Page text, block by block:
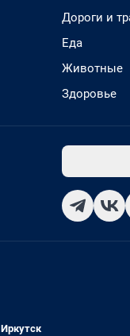
Дороги и
Еда
Животные
Здоровье
Иркутск